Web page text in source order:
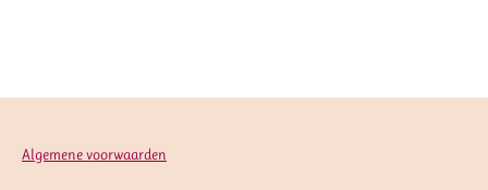
Algemene voorwaarden